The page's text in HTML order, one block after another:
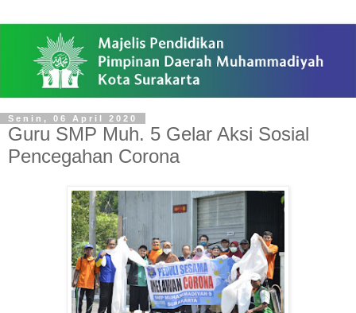
Senin, 06 April 2020
Guru SMP Muh. 5 Gelar Aksi Sosial
Pencegahan Corona